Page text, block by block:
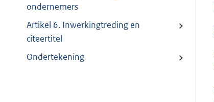
ondernemers
Artikel 6. Inwerkingtreding en
citeertitel
Ondertekening